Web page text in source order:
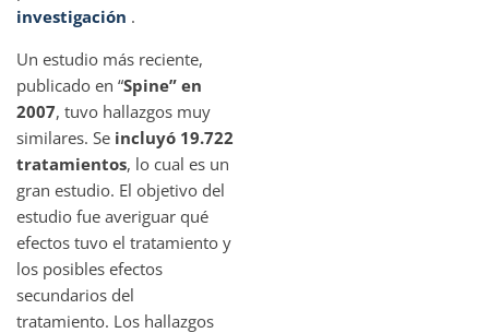
investigación .
Un estudio más reciente,
publicado en “Spine” en
2007, tuvo hallazgos muy
similares. Se incluyó 19.722
tratamientos, lo cual es un
gran estudio. El objetivo del
estudio fue averiguar qué
efectos tuvo el tratamiento y
los posibles efectos
secundarios del
tratamiento. Los hallazgos